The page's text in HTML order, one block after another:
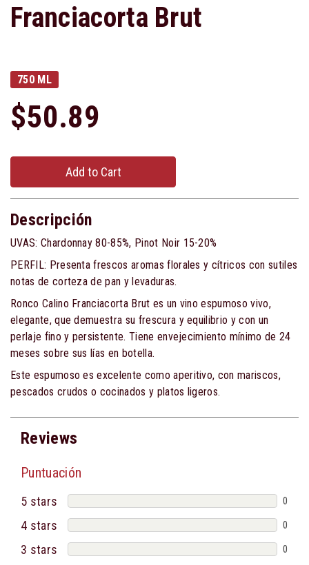
Franciacorta Brut
750 ML
$50.89
Add to Cart
Descripción
UVAS: Chardonnay 80-85%, Pinot Noir 15-20%
PERFIL: Presenta frescos aromas florales y cítricos con sutiles
notas de corteza de pan y levaduras.
Ronco Calino Franciacorta Brut es un vino espumoso vivo,
elegante, que demuestra su frescura y equilibrio y con un
perlaje fino y persistente. Tiene envejecimiento mínimo de 24
meses sobre sus lías en botella.
Este espumoso es excelente como aperitivo, con mariscos,
pescados crudos o cocinados y platos ligeros.
Reviews
Puntuación
5 stars 0
4 stars 0
3 stars 0